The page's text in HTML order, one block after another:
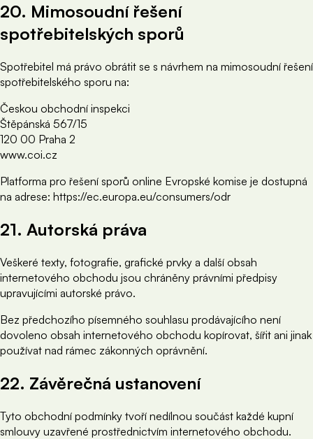
20. Mimosoudní řešení
spotřebitelských sporů
Spotřebitel má právo obrátit se s návrhem na mimosoudní řešení
spotřebitelského sporu na:
Českou obchodní inspekci
Štěpánská 567/15
120 00 Praha 2
www.coi.cz
Platforma pro řešení sporů online Evropské komise je dostupná
na adrese: https://ec.europa.eu/consumers/odr
21. Autorská práva
Veškeré texty, fotografie, grafické prvky a další obsah
internetového obchodu jsou chráněny právními předpisy
upravujícími autorské právo.
Bez předchozího písemného souhlasu prodávajícího není
dovoleno obsah internetového obchodu kopírovat, šířit ani jinak
používat nad rámec zákonných oprávnění.
22. Závěrečná ustanovení
Tyto obchodní podmínky tvoří nedílnou součást každé kupní
smlouvy uzavřené prostřednictvím internetového obchodu.